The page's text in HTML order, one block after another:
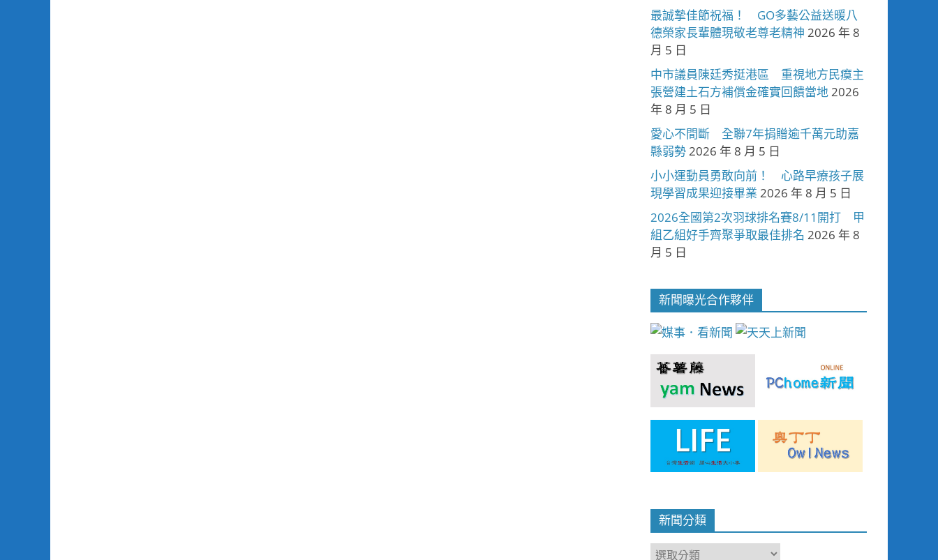
最誠摯佳節祝福！ GO多藝公益送暖八
德榮家長輩體現敬老尊老精神 2026 年 8
月 5 日
中市議員陳廷秀挺港區 重視地方民瘼主
張營建土石方補償金確實回饋當地2026
年 8 月 5 日
愛心不間斷 全聯7年捐贈逾千萬元助嘉
縣弱勢2026 年 8 月 5 日
小小運動員勇敢向前！ 心路早療孩子展
現學習成果迎接畢業 2026 年 8 月 5 日
2026全國第2次羽球排名賽8/11開打 甲
組乙組好手齊聚爭取最佳排名 2026 年 8
月 5 日
新聞曝光合作夥伴
新聞分類
新